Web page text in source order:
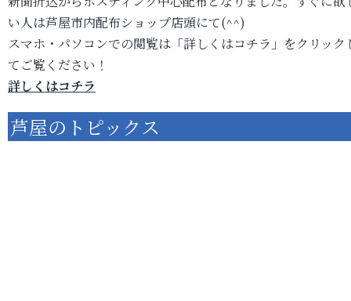
い人は芦屋市内配布ショップ店頭にて(^^)
スマホ・パソコンでの閲覧は「詳しくはコチラ」をクリック
てご覧ください！
詳しくはコチラ
芦屋のトピックス